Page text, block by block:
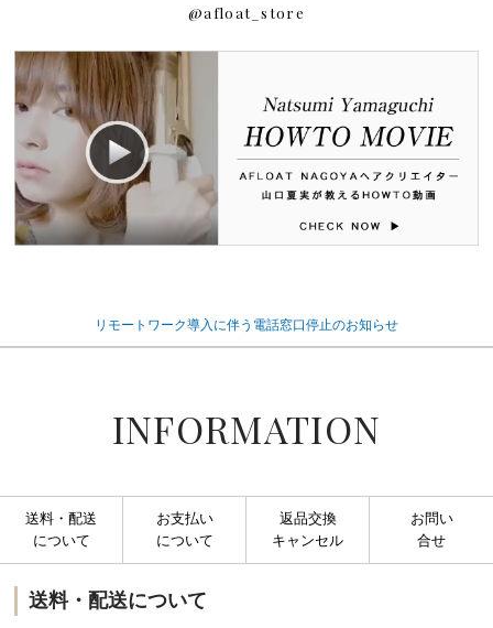
@afloat_store
リモートワーク導入に伴う電話窓口停止のお知らせ
INFORMATION
送料・配送
について
お支払い
について
返品交換
キャンセル
お問い
合せ
送料・配送について